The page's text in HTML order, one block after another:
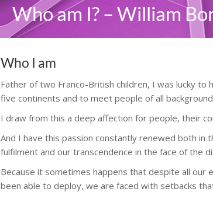
Who am I? – William
Who I am
Father of two Franco-British children, I was lucky
five continents and to meet people of all
I draw from this a deep affection for people, their
And I have this passion constantly renewed both in
fulfilment and our transcendence in the face of the
Because it sometimes happens that despite all
been able to deploy, we are faced with setbacks